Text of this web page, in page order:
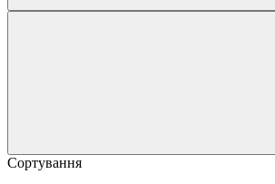
Сортування